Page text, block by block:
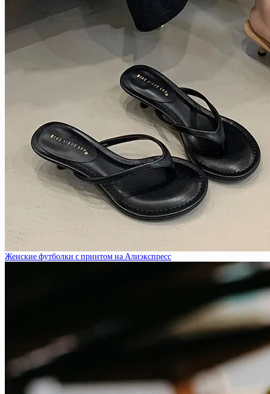
Женские футболки с принтом на Алиэкспресс